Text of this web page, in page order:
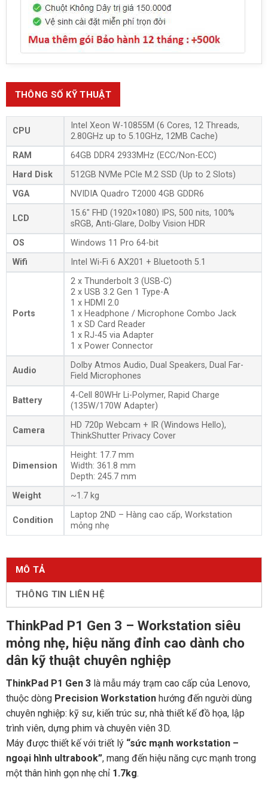
MÔ TẢ
THÔNG TIN LIÊN HỆ
ThinkPad P1 Gen 3 – Workstation siêu
mỏng nhẹ, hiệu năng đỉnh cao dành cho
dân kỹ thuật chuyên nghiệp
ThinkPad P1 Gen 3là mẫu máy trạm cao cấp của Lenovo,
thuộc dòng Precision Workstationhướng đến người dùng
chuyên nghiệp: kỹ sư, kiến trúc sư, nhà thiết kế đồ họa, lập
trình viên, dựng phim và chuyên viên 3D.
Máy được thiết kế với triết lý “sức mạnh workstation –
ngoại hình ultrabook”, mang đến hiệu năng cực mạnh trong
một thân hình gọn nhẹ chỉ 1.7kg.
THÔNG SỐ KỸ THUẬT
CPU
Intel Xeon W-10855M (6 Cores, 12 Threads,
2.80GHz up to 5.10GHz, 12MB Cache)
RAM
64GB DDR4 2933MHz (ECC/Non-ECC)
Hard Disk
512GB NVMe PCIe M.2 SSD (Up to 2 Slots)
VGA
NVIDIA Quadro T2000 4GB GDDR6
LCD
15.6″ FHD (1920×1080) IPS, 500 nits, 100%
sRGB, Anti-Glare, Dolby Vision HDR
OS
Windows 11 Pro 64-bit
Wifi
Intel Wi-Fi 6 AX201 + Bluetooth 5.1
Ports
2 x Thunderbolt 3 (USB-C)
2 x USB 3.2 Gen 1 Type-A
1 x HDMI 2.0
1 x Headphone / Microphone Combo Jack
1 x SD Card Reader
1 x RJ-45 via Adapter
1 x Power Connector
Audio
Dolby Atmos Audio, Dual Speakers, Dual Far-
Field Microphones
Battery
4-Cell 80WHr Li-Polymer, Rapid Charge
(135W/170W Adapter)
Camera
HD 720p Webcam + IR (Windows Hello),
ThinkShutter Privacy Cover
Dimension
Height: 17.7 mm
Width: 361.8 mm
Depth: 245.7 mm
Weight
~1.7 kg
Condition
Laptop 2ND – Hàng cao cấp, Workstation
mỏng nhẹ